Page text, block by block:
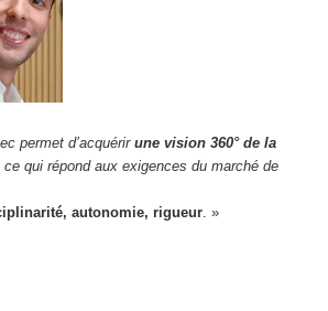
permet d’acquérir une vision 360° de la
ce qui répond aux exigences du marché de
autonomie, rigueur. »